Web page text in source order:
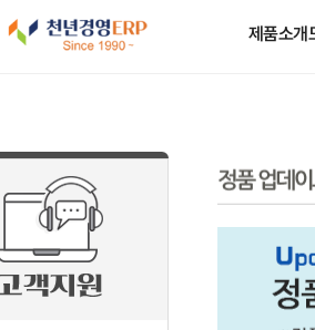
제품소개